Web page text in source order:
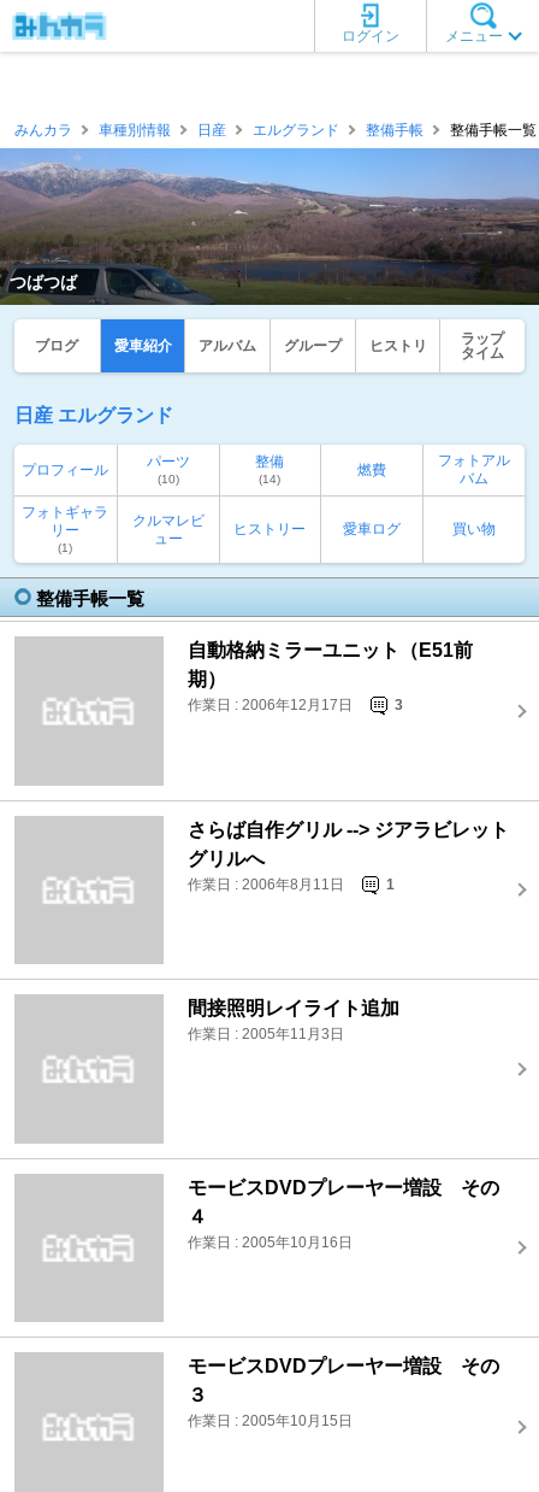
メニュー
ログイン
みんカラ 車種別情報 日産 エルグランド 整備手帳 整備手帳一
つばつば
ブログ 愛車紹介 アルバム グループ ヒストリ
ラップ
タイム
日産 エルグランド
プロフィール パーツ
(10)
整備
(14)
燃費
フォトアル
バム
フォトギャラ
リー
(1)
クルマレビ
ュー
ヒストリー 愛車ログ 買い物
整備手帳一覧
自動格納ミラーユニット（E51前
期）
作業日 : 2006年12月17日 3
さらば自作グリル --> ジアラビレット
グリルへ
作業日 : 2006年8月11日 1
間接照明レイライト追加
作業日 : 2005年11月3日
モービスDVDプレーヤー増設 その
４
作業日 : 2005年10月16日
モービスDVDプレーヤー増設 その
３
作業日 : 2005年10月15日